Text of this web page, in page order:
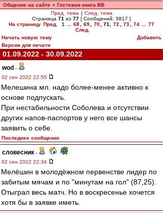
Общение на сайте » Гостевая книга ВВ
Пред. тема | След. тема
Страница 71 из 77 [ Сообщений: 3817 ]
На страницу Пред. 1 68 69 70 71 72 73 74
77
След.
Начать новую тему
Добавить
Версия для печати
01.09.2022 - 30.09.2022
wod -
02 сен 2022 22:55
Мелешина мл. надо более-менее активно к
основе подпускать.
При нестабильности Соболева и отсутствии
других напов-паспортов у него все шансы
заявить о себе.
Последнее сообщение
словесник -
02 сен 2022 22:34
Мелёшин в молодёжном первенстве лидер по
забитым мячам и по "минутам на гол" (87,25).
Отыграл весь матч. Но в воскресенье хочется
хотя бы в заявке иметь.